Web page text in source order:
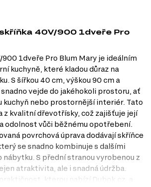
40V/900 1dveře Pro
1dveře Pro Blum Mary je ideálním
kuchyně, které kladou důraz na
S šířkou 40 cm, výškou 90 cm a
vejde do jakéhokoli prostoru, ať
kuchyň nebo prostornější interiér. Tato
z kvalitní dřevotřísky, což zajišťuje její
odolnost vůči běžnému opotřebení.
povrchová úprava dodávají skříňce
se snadno kombinuje s dalšími
nábytku. S přední stranou vyrobenou z
atraktivita, ale i snadná údržba.
kterou nabízí Dubok.cz, a